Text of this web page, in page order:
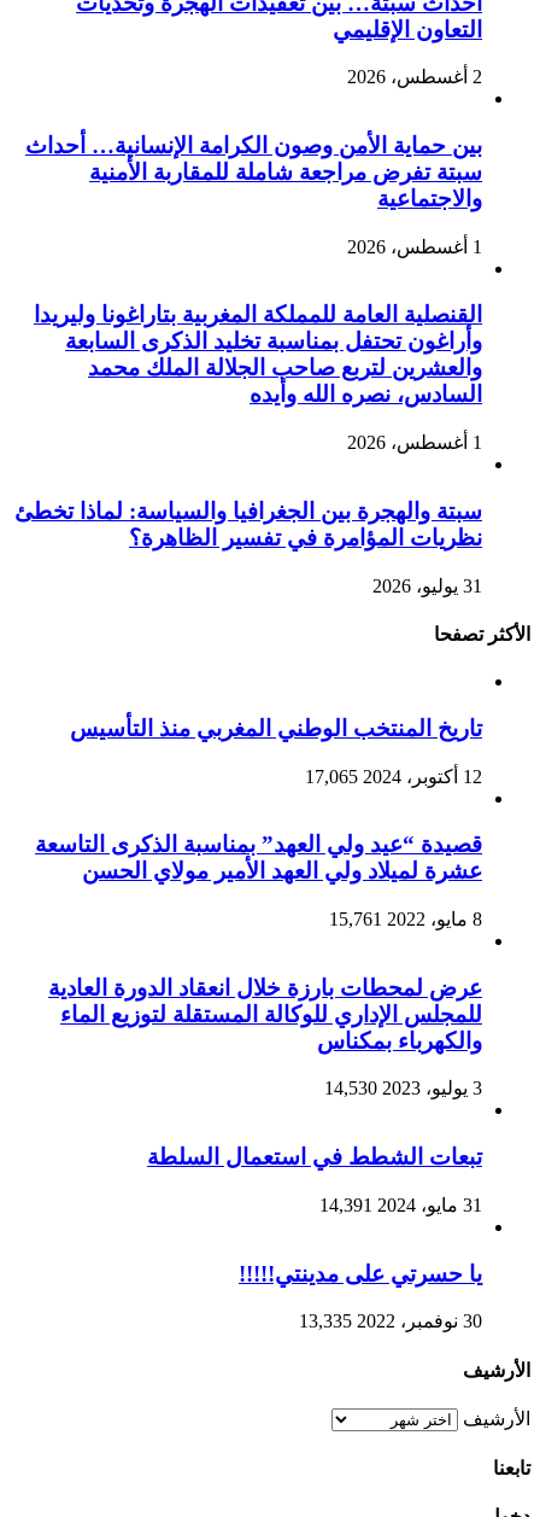
التعاون الإقليمي
2 أغسطس، 2026
بين حماية الأمن وصون الكرامة الإنسانية… أحداث
سبتة تفرض مراجعة شاملة للمقاربة الأمنية
والاجتماعية
1 أغسطس، 2026
القنصلية العامة للمملكة المغربية بتاراغونا وليريدا
وأراغون تحتفل بمناسبة تخليد الذكرى السابعة
والعشرين لتربع صاحب الجلالة الملك محمد
السادس، نصره الله وأيده
1 أغسطس، 2026
سبتة والهجرة بين الجغرافيا والسياسة: لماذا تخطئ
نظريات المؤامرة في تفسير الظاهرة؟
31 يوليو، 2026
الأكثر تصفحا
تاريخ المنتخب الوطني المغربي منذ التأسيس
12 أكتوبر، 2024 17,065
قصيدة “عيد ولي العهد” بمناسبة الذكرى التاسعة
عشرة لميلاد ولي العهد الأمير مولاي الحسن
8 مايو، 2022 15,761
عرض لمحطات بارزة خلال انعقاد الدورة العادية
للمجلس الإداري للوكالة المستقلة لتوزيع الماء
والكهرباء بمكناس
3 يوليو، 2023 14,530
تبعات الشطط في استعمال السلطة
31 مايو، 2024 14,391
يا حسرتي على مدينتي!!!!!
30 نوفمبر، 2022 13,335
الأرشيف
الأرشيف
تابعنا